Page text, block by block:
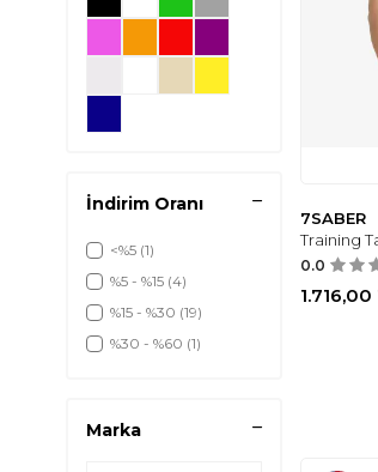
İndirim Oranı
<%5 (1)
%5 - %15 (4)
%15 - %30 (19)
%30 - %60 (1)
Marka
7SABER
Training
0.0
1.716,00